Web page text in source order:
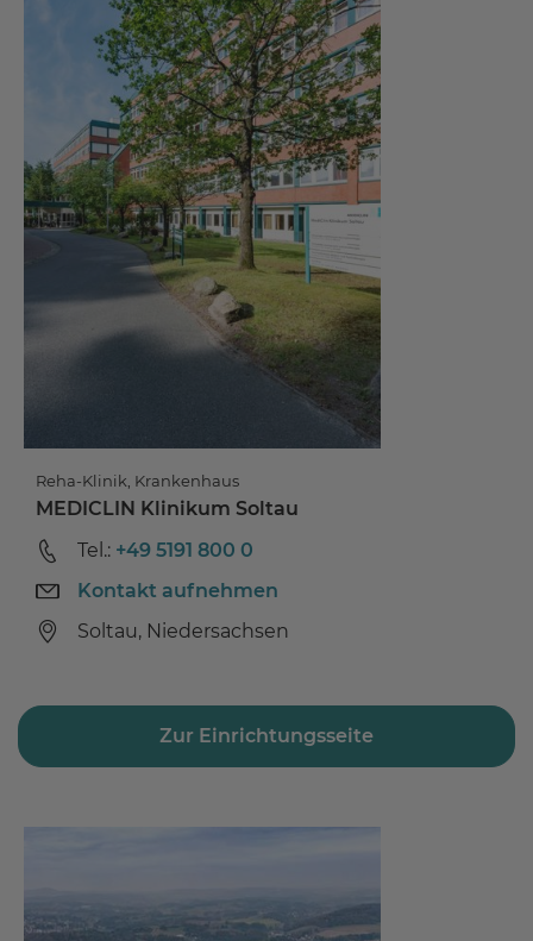
Reha-Klinik, Krankenhaus
MEDICLIN Klinikum Soltau
Tel.: +49 5191 800 0
Kontakt aufnehmen
Soltau, Niedersachsen
Zur Einrichtungsseite